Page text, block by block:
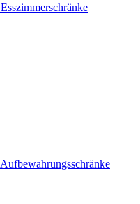
Esszimmerschränke
Aufbewahrungsschränke